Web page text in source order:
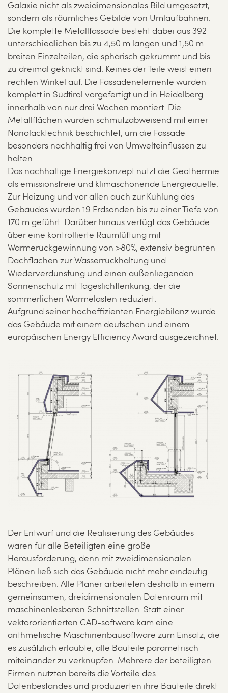
Galaxie nicht als zweidimensionales Bild umgesetzt,
sondern als räumliches Gebilde von Umlaufbahnen.
Die komplette Metallfassade besteht dabei aus 392
unterschiedlichen bis zu 4,50 m langen und 1,50 m
breiten Einzelteilen, die sphärisch gekrümmt und bis
zu dreimal geknickt sind. Keines der Teile weist einen
rechten Winkel auf. Die Fassadenelemente wurden
komplett in Südtirol vorgefertigt und in Heidelberg
innerhalb von nur drei Wochen montiert. Die
Metallflächen wurden schmutzabweisend mit einer
Nanolacktechnik beschichtet, um die Fassade
besonders nachhaltig frei von Umwelteinflüssen zu
halten.
Das nachhaltige Energiekonzept nutzt die Geothermie
als emissionsfreie und klimaschonende Energiequelle.
Zur Heizung und vor allen auch zur Kühlung des
Gebäudes wurden 19 Erdsonden bis zu einer Tiefe von
170 m geführt. Darüber hinaus verfügt das Gebäude
über eine kontrollierte Raumlüftung mit
Wärmerückgewinnung von >80%, extensiv begrünten
Dachflächen zur Wasserrückhaltung und
Wiederverdunstung und einen außenliegenden
Sonnenschutz mit Tageslichtlenkung, der die
sommerlichen Wärmelasten reduziert.
Aufgrund seiner hocheffizienten Energiebilanz wurde
das Gebäude mit einem deutschen und einem
europäischen Energy Efficiency Award ausgezeichnet.
Der Entwurf und die Realisierung des Gebäudes
waren für alle Beteiligten eine große
Herausforderung, denn mit zweidimensionalen
Plänen ließ sich das Gebäude nicht mehr eindeutig
beschreiben. Alle Planer arbeiteten deshalb in einem
gemeinsamen, dreidimensionalen Datenraum mit
maschinenlesbaren Schnittstellen. Statt einer
vektororientierten CAD-software kam eine
arithmetische Maschinenbausoftware zum Einsatz, die
es zusätzlich erlaubte, alle Bauteile parametrisch
miteinander zu verknüpfen. Mehrere der beteiligten
Firmen nutzten bereits die Vorteile des
Datenbestandes und produzierten ihre Bauteile direkt